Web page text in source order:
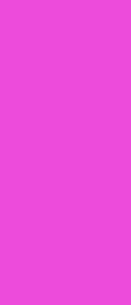
texty a
a
Dixon,
hip
České
ještě zdaleka není
rozebral